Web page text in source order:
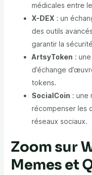
médicales entre
X-DEX: un
des outils
garantir la
ArtsyToken :
d’échange
tokens.
SocialCoin : une
récompenser les
réseaux sociaux.
Zoom sur
Memes et